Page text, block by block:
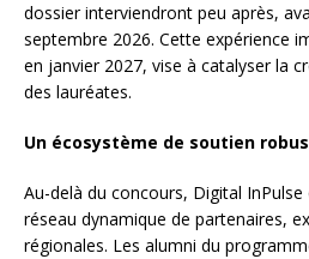
dossier interviendront peu après,
septembre 2026. Cette expérience
en janvier 2027, vise à catalyser la
des lauréates.
Un écosystème de soutien
Au-delà du concours, Digital
réseau dynamique de partenaires,
régionales. Les alumni du